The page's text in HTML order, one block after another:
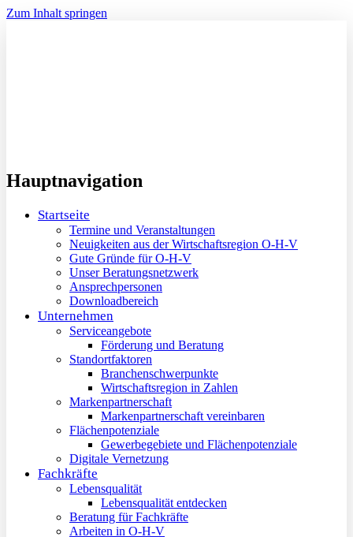
Zum Inhalt springen
Hauptnavigation
Startseite
Termine und Veranstaltungen
Neuigkeiten aus der Wirtschaftsregion O-H-V
Gute Gründe für O-H-V
Unser Beratungsnetzwerk
Ansprechpersonen
Downloadbereich
Unternehmen
Serviceangebote
Förderung und Beratung
Standortfaktoren
Branchenschwerpunkte
Wirtschaftsregion in Zahlen
Markenpartnerschaft
Markenpartnerschaft vereinbaren
Flächenpotenziale
Gewerbegebiete und Flächenpotenziale
Digitale Vernetzung
Fachkräfte
Lebensqualität
Lebensqualität entdecken
Beratung für Fachkräfte
Arbeiten in O-H-V